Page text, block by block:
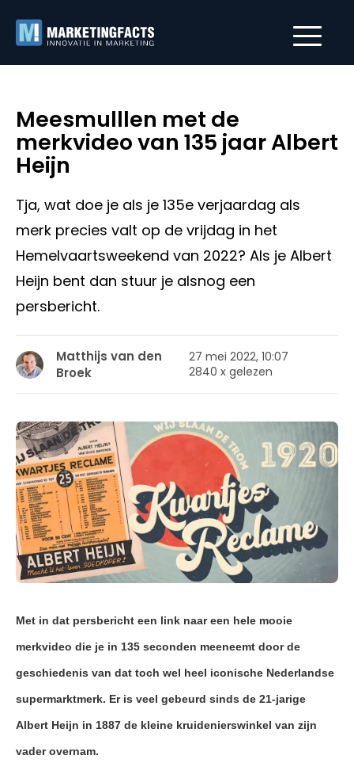
Meesmulllen met de
merkvideo van 135 jaar Albert
Heijn
Tja, wat doe je als je 135e verjaardag als
merk precies valt op de vrijdag in het
Hemelvaartsweekend van 2022? Als je Albert
Heijn bent dan stuur je alsnog een
persbericht.
Matthijs van den
Broek
27 mei 2022, 10:07
2840 x gelezen
Met in dat persbericht een link naar een hele mooie
merkvideo die je in 135 seconden meeneemt door de
geschiedenis van dat toch wel heel iconische Nederlandse
supermarktmerk. Er is veel gebeurd sinds de 21-jarige
Albert Heijn in 1887 de kleine kruidenierswinkel van zijn
vader overnam.